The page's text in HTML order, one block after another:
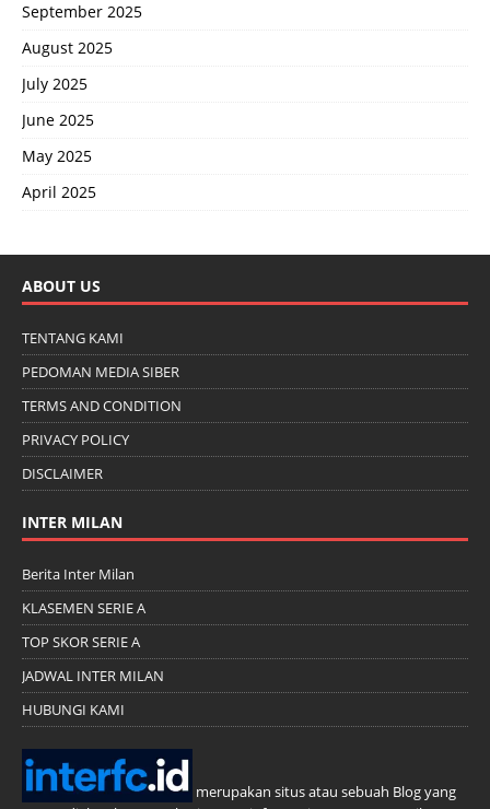
September 2025
August 2025
July 2025
June 2025
May 2025
April 2025
ABOUT US
TENTANG KAMI
PEDOMAN MEDIA SIBER
TERMS AND CONDITION
PRIVACY POLICY
DISCLAIMER
INTER MILAN
Berita Inter Milan
KLASEMEN SERIE A
TOP SKOR SERIE A
JADWAL INTER MILAN
HUBUNGI KAMI
merupakan situs atau sebuah Blog yang